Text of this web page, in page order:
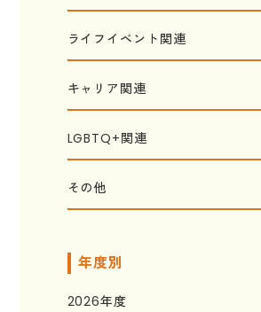
ライフイベント関連
キャリア関連
LGBTQ+関連
その他
年度別
2026年度